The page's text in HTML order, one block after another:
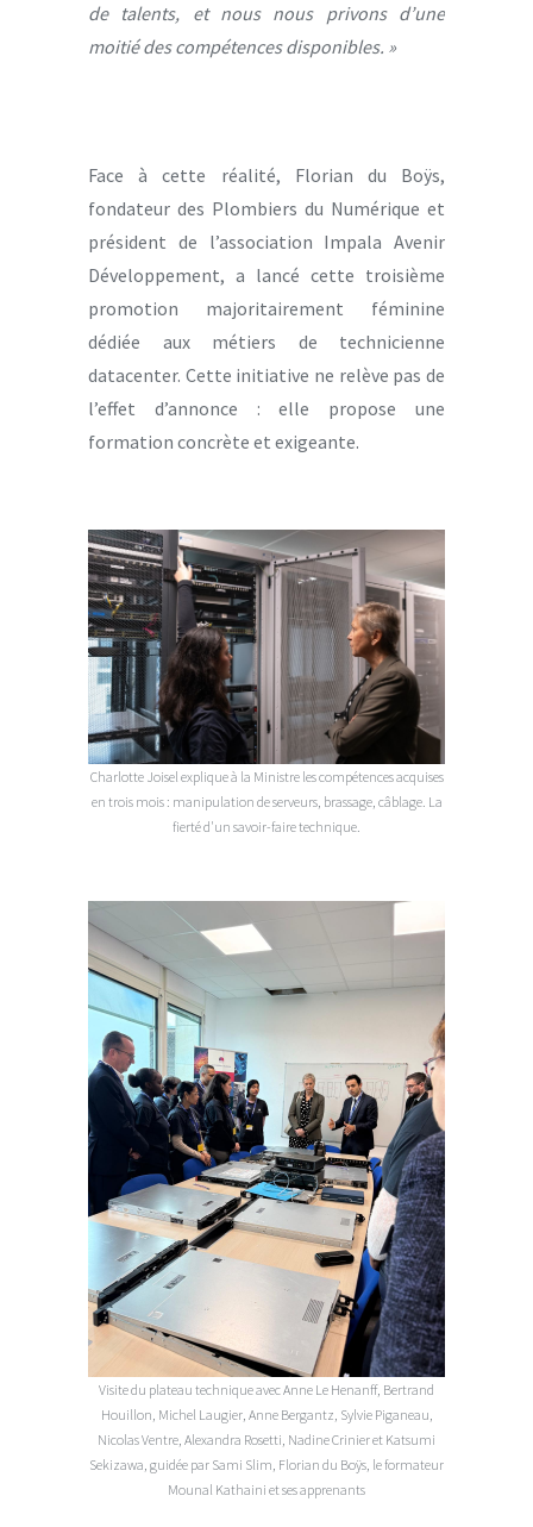
de talents, et nous nous privons d’une
moitié des compétences disponibles. »
Face à cette réalité, Florian du Boÿs,
fondateur des Plombiers du Numérique et
président de l’association Impala Avenir
Développement, a lancé cette troisième
promotion majoritairement féminine
dédiée aux métiers de technicienne
datacenter. Cette initiative ne relève pas de
l’effet d’annonce : elle propose une
formation concrète et exigeante.
Charlotte Joisel explique à la Ministre les compétences acquises
en trois mois : manipulation de serveurs, brassage, câblage. La
fierté d'un savoir-faire technique.
Visite du plateau technique avec Anne Le Henanff, Bertrand
Houillon, Michel Laugier, Anne Bergantz, Sylvie Piganeau,
Nicolas Ventre, Alexandra Rosetti, Nadine Crinier et Katsumi
Sekizawa, guidée par Sami Slim, Florian du Boÿs, le formateur
Mounal Kathaini et ses apprenants